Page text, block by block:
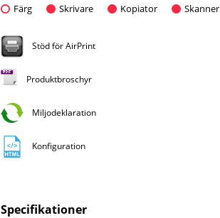
Färg Skrivare Kopiator Skanner
Stöd för AirPrint
Produktbroschyr
Miljodeklaration
Konfiguration
Specifikationer